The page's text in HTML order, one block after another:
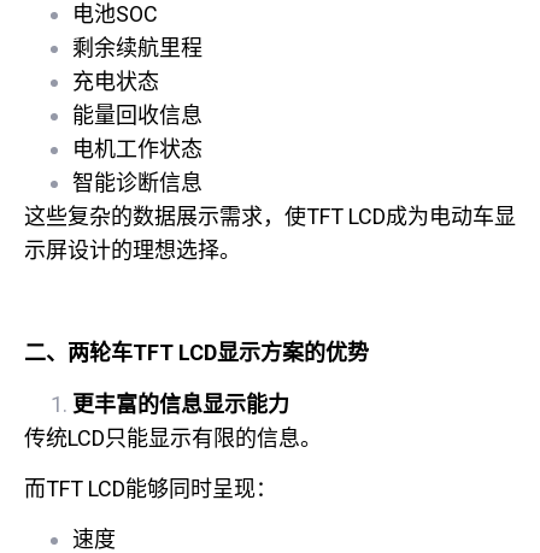
电池SOC
剩余续航里程
充电状态
能量回收信息
电机工作状态
智能诊断信息
这些复杂的数据展示需求，使TFT LCD成为电动车显
示屏设计的理想选择。
二、两轮车TFT LCD显示方案的优势
更丰富的信息显示能力
传统LCD只能显示有限的信息。
而TFT LCD能够同时呈现：
速度